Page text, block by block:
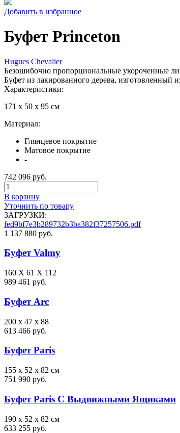
Добавить в избранное
Буфет Princeton
Hugues Chevalier
Безошибочно пропорциональные укороченные
Буфет из лакированного дерева, изготовленный
Характеристики:
171 x 50 x 95 см
Материал:
Глянцевое покрытие
Матовое покрытие
-
742 096 руб.
В корзину
Уточнить по товару
ЗАГРУЗКИ:
fed9bf7e3b289732b3ba382f37257506.pdf
1 137 880 руб.
Буфет Valmy
160 X 61 X 112
989 461 руб.
Буфет Arc
200 x 47 x 88
613 466 руб.
Буфет Paris
155 x 52 x 82 см
751 990 руб.
Буфет Paris С Выдвижными Ящиками
190 x 52 x 82 см
633 255 руб.